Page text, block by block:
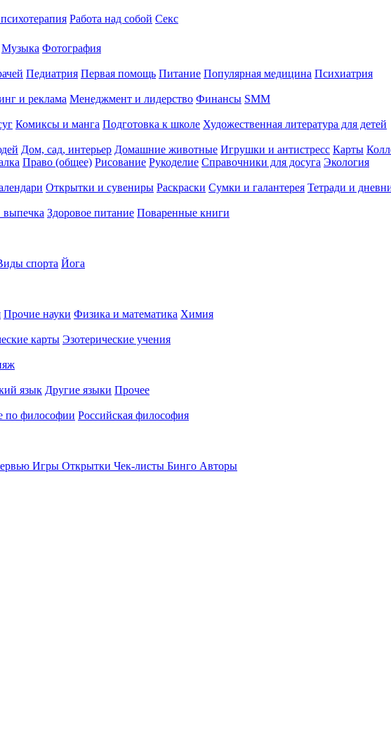
Работа над собой Секс
Музыка Фотография
Педиатрия Первая помощь Питание Популярная медицина Психиатрия
и реклама Менеджмент и лидерство Финансы SMM
Комиксы и манга Подготовка к школе Художественная литература для детей
Дом, сад, интерьер Домашние животные Игрушки и антистресс Карты
Право (общее) Рисование Рукоделие Справочники для досуга Экология
Открытки и сувениры Раскраски Сумки и галантерея Тетради и
выпечка Здоровое питание Поваренные книги
спорта Йога
Прочие науки Физика и математика Химия
карты Эзотерические учения
язык Другие языки Прочее
по философии Российская философия
Игры Открытки Чек-листы Бинго Авторы